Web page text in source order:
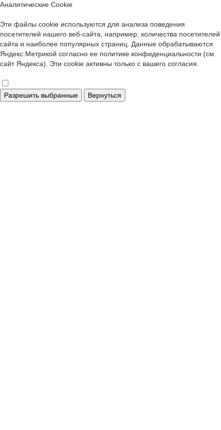
Аналитические Cookie
Эти файлы cookie используются для анализа поведения
посетителей нашего веб-сайта, например, количества посетителей
сайта и наиболее популярных страниц. Данные обрабатываются
Яндекс.Метрикой согласно ее политике конфиденциальности (см.
сайт Яндекса). Эти cookie активны только с вашего согласия.
Разрешить выбранные Вернуться